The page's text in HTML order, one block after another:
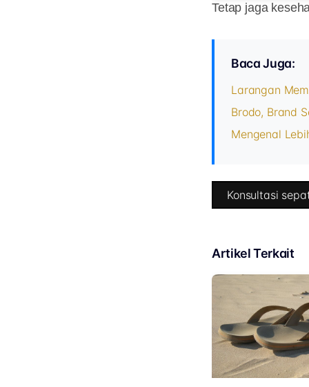
Tetap jaga
Baca Juga:
Larangan
Brodo, Brand
Mengenal
Konsultasi
Artikel Terkait